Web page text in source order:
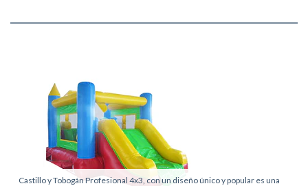
Castillo y Tobogán Profesional 4x3, con un diseño único y popular es una